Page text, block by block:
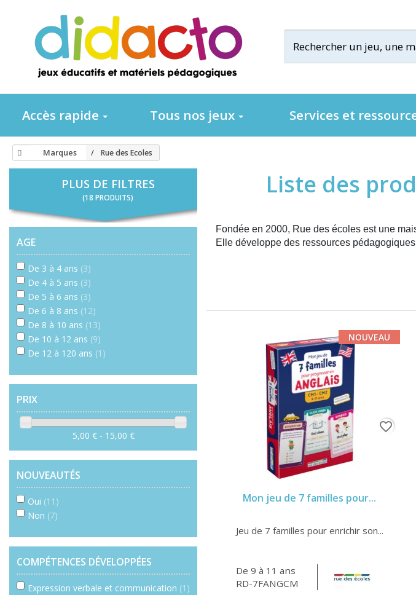
Accès rapide Tous nos jeux Services et
Marques Rue des Ecoles
PLUS DE FILTRES
(18 PRODUITS)
AGE
De 3 à 4 ans (3)
De 4 à 5 ans (3)
De 5 à 6 ans (3)
De 6 à 8 ans (12)
De 8 à 10 ans (13)
De 10 à 12 ans (9)
De 12 à 120 ans (1)
PRIX
5,00 € - 15,00 €
NOUVEAUTÉS
Oui (11)
Non (7)
COMPÉTENCES DÉVELOPPÉES
Expression verbale et communication (1)
Liste des
Fondée en 2000, Rue des écoles est une
Elle développe des ressources
Mon jeu de 7 familles pour...
Jeu de 7 familles pour enrichir son...
De 9 à 11 ans
RD-7FANGCM
NOUVEAU
favorite_border